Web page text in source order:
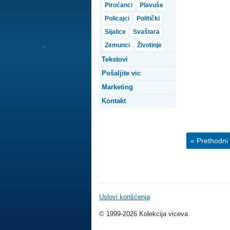
« Prethodni
Piroćanci
Plavuše
Policajci
Politički
Sijalice
Svaštara
Zemunci
Životinje
Tekstovi
Pošaljite vic
Marketing
Kontakt
Uslovi korišćenja
© 1999-2026 Kolekcija viceva